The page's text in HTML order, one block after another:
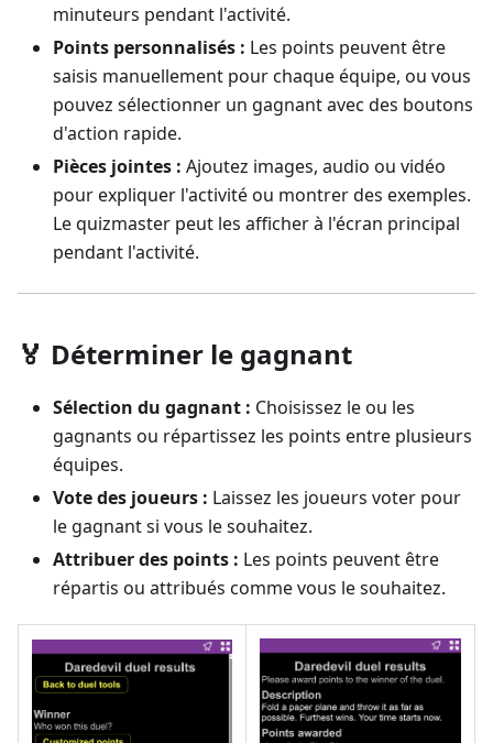
minuteurs pendant l'activité.
Points personnalisés : Les points peuvent être
saisis manuellement pour chaque équipe, ou vous
pouvez sélectionner un gagnant avec des boutons
d'action rapide.
Pièces jointes : Ajoutez images, audio ou vidéo
pour expliquer l'activité ou montrer des exemples.
Le quizmaster peut les afficher à l'écran principal
pendant l'activité.
🏅 Déterminer le gagnant
Sélection du gagnant : Choisissez le ou les
gagnants ou répartissez les points entre plusieurs
équipes.
Vote des joueurs : Laissez les joueurs voter pour
le gagnant si vous le souhaitez.
Attribuer des points : Les points peuvent être
répartis ou attribués comme vous le souhaitez.